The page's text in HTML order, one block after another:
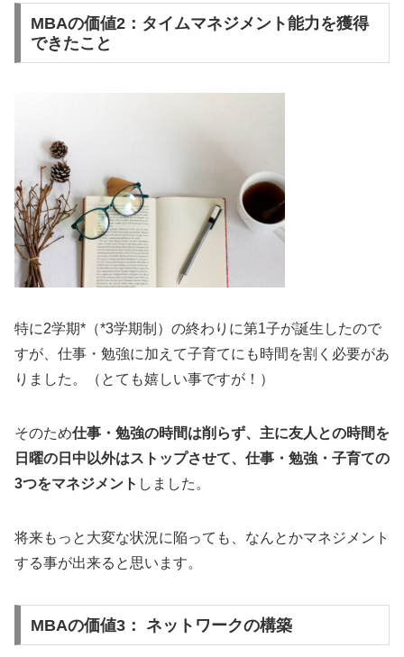
MBAの価値2：タイムマネジメント能力を獲得
できたこと
特に2学期*（*3学期制）の終わりに第1子が誕生したので
すが、仕事・勉強に加えて子育てにも時間を割く必要があ
りました。（とても嬉しい事ですが！）
そのため仕事・勉強の時間は削らず、主に友人との時間を
日曜の日中以外はストップさせて、仕事・勉強・子育ての
3つをマネジメント しました。
将来もっと大変な状況に陥っても、なんとかマネジメント
する事が出来ると思います。
MBAの価値3： ネットワークの構築